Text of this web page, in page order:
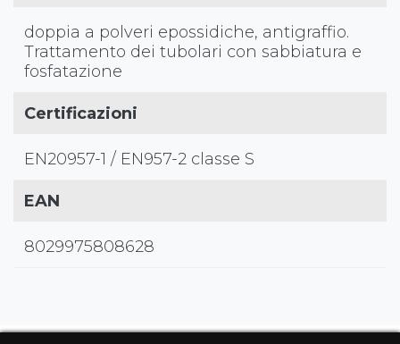
doppia a polveri epossidiche, antigraffio.
Trattamento dei tubolari con sabbiatura e
fosfatazione
Certificazioni
EN20957-1 / EN957-2 classe S
EAN
8029975808628